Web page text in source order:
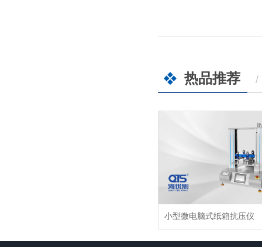
热品推荐 /
小型微电脑式纸箱抗压仪